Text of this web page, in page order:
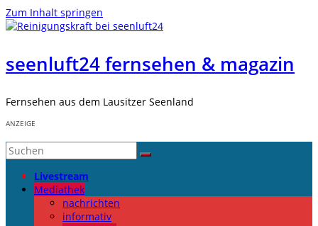
Zum Inhalt springen
seenluft24 fernsehen & magazin
Fernsehen aus dem Lausitzer Seenland
ANZEIGE
Livestream
Mediathek
nachrichten
informativ